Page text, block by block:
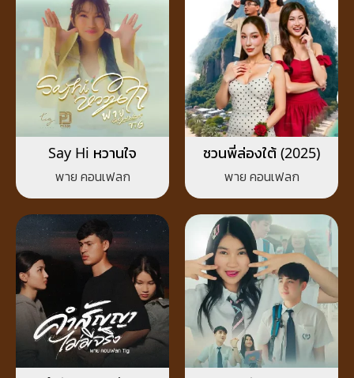
Say Hi หวานใจ
พาย คอนเฟลก
ชวนพี่ล่องใต้ (2025)
พาย คอนเฟลก